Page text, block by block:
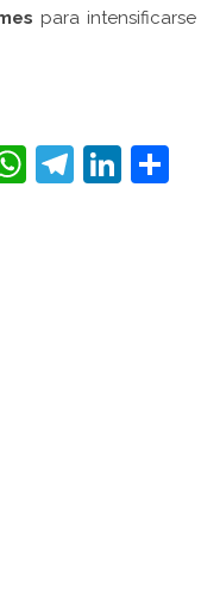
para
WhatsApp